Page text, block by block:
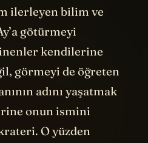
ilerleyen bilim ve
götürmeyi
inenler kendilerine
görmeyi de öğreten
adını yaşatmak
onun ismini
O yüzden